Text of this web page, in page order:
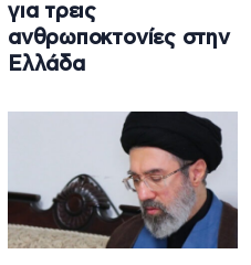
για τρεις
ανθρωποκτονίες στην
Ελλάδα